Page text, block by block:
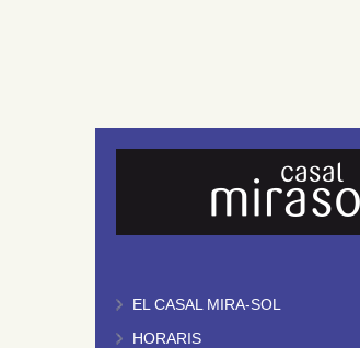
EL CASAL MIRA-SOL
HORARIS